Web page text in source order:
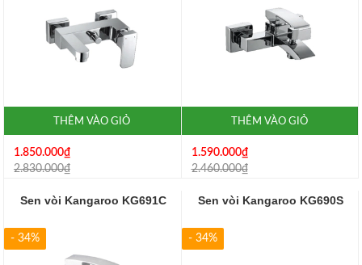
THÊM VÀO GIỎ
1.850.000₫
2.830.000₫
THÊM VÀO GIỎ
1.590.000₫
2.460.000₫
Sen vòi Kangaroo KG691C
- 34%
Sen vòi Kangaroo KG690S
- 34%